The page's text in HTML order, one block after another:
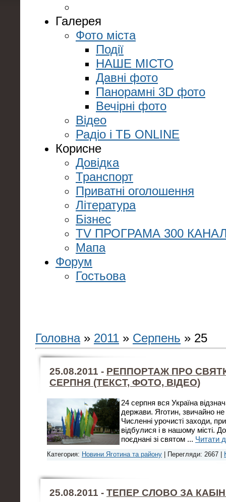
Галерея
Фото міста
Події
НАШЕ МІСТО
Давні фото
Панорамні 3D фото
Вечірні фото
Відео
Радіо і ТБ ONLINE
Корисне
Довідка
Транспорт
Приватні оголошення
Література
Бізнес
TV ПРОГРАМА 300
Мапа
Форум
Гостьова
Головна» 2011 » Серпень » 25
25.08.2011 - РЕППОРТАЖ ПРО
СЕРПНЯ (ТЕКСТ, ФОТО, ВІДЕО)
24 серпня вся Україна
держави. Яготин, звичайно
Численні урочисті заходи,
відбулися і в нашому місті.
поєднані зі святом ... Читати
Категория: Новини Яготина та району | Перегляди: 2667 |
25.08.2011 - ТЕПЕР СЛОВО ЗА